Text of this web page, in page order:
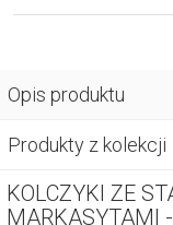
Opis produktu
Produkty z kolekcji
KOLCZYKI ZE
MARKASYTAMI